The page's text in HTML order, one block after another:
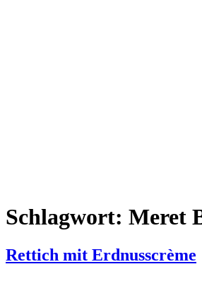
Schlagwort: Meret
Rettich mit Erdnusscrème